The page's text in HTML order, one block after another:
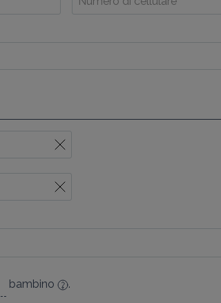
bambino .